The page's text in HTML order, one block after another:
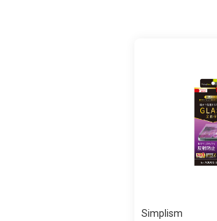
Simplism